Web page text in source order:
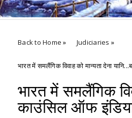
Welcomes You.....
Back to Home » Judiciaries »
भारत में समलैंगिक विवाह को मान्यता देना
भारत में समलैंगिक
काउंसिल ऑफ इंडिया